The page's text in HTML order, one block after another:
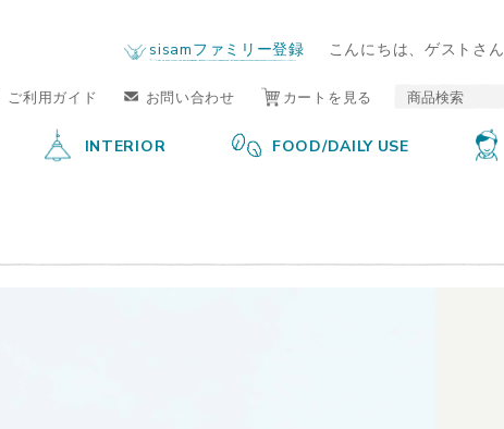
by sisam FAIR TRADE
sisamファミリー登録 こんにちは、ゲストさん
ご利用ガイド お問い合わせ カートを見る
INTERIOR FOOD/DAILY USE